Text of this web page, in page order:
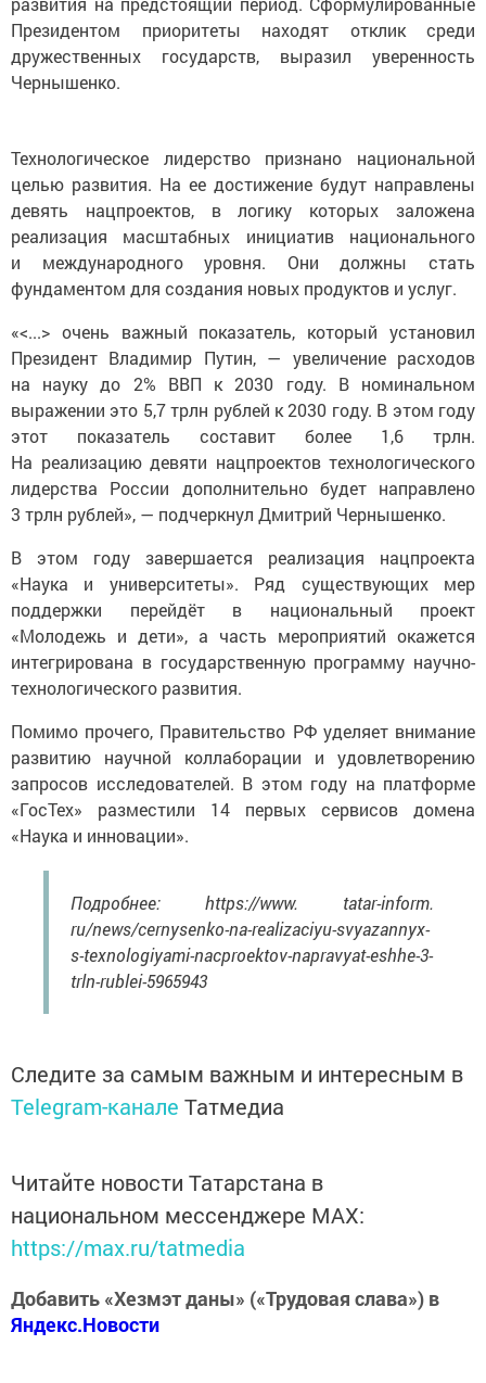
Президентом приоритеты находят отклик среди
дружественных государств, выразил уверенность
Чернышенко.
Технологическое лидерство признано национальной
целью развития. На ее достижение будут направлены
девять нацпроектов, в логику которых заложена
реализация масштабных инициатив национального
и международного уровня. Они должны стать
фундаментом для создания новых продуктов и услуг.
«<...> очень важный показатель, который установил
Президент Владимир Путин, — увеличение расходов
на науку до 2% ВВП к 2030 году. В номинальном
выражении это 5,7 трлн рублей к 2030 году. В этом году
этот показатель составит более 1,6 трлн.
На реализацию девяти нацпроектов технологического
лидерства России дополнительно будет направлено
3 трлн рублей», — подчеркнул Дмитрий Чернышенко.
В этом году завершается реализация нацпроекта
«Наука и университеты». Ряд существующих мер
поддержки перейдёт в национальный проект
«Молодежь и дети», а часть мероприятий окажется
интегрирована в государственную программу научно-
технологического развития.
Помимо прочего, Правительство РФ уделяет внимание
развитию научной коллаборации и удовлетворению
запросов исследователей. В этом году на платформе
«ГосТех» разместили 14 первых сервисов домена
«Наука и инновации».
Подробнее: https://www. tatar-inform.
ru/news/cernysenko-na-realizaciyu-svyazannyx-
s-texnologiyami-nacproektov-napravyat-eshhe-3-
trln-rublei-5965943
Следите за самым важным и интересным в
Telegram-канале Татмедиа
Читайте новости Татарстана в
национальном мессенджере MАХ:
https://max.ru/tatmedia
Добавить «Хезмэт даны» («Трудовая слава») в
Яндекс.Новости